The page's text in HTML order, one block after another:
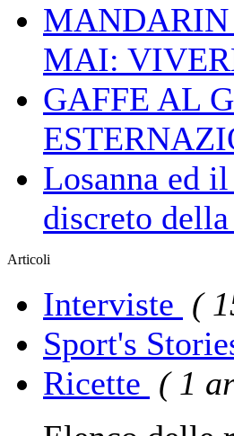
MAI:
GAFFE AL
Losanna ed
discreto
Articoli
Interviste (
Sport's
Ricette ( 1